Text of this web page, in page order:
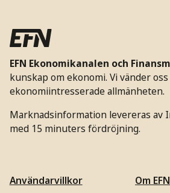
EFN Ekonomikanalen och
kunskap om ekonomi. Vi vänder
ekonomiintresserade allmänheten.
Marknadsinformation levereras av
med 15 minuters fördröjning.
Användarvillkor
Om EFN